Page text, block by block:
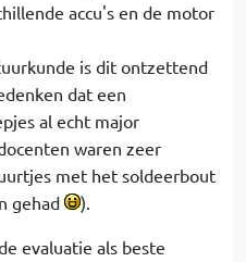
accu's en de motor
is dit ontzettend
dat een
al echt major
waren zeer
met het soldeerbout
gehad
).
evaluatie als beste